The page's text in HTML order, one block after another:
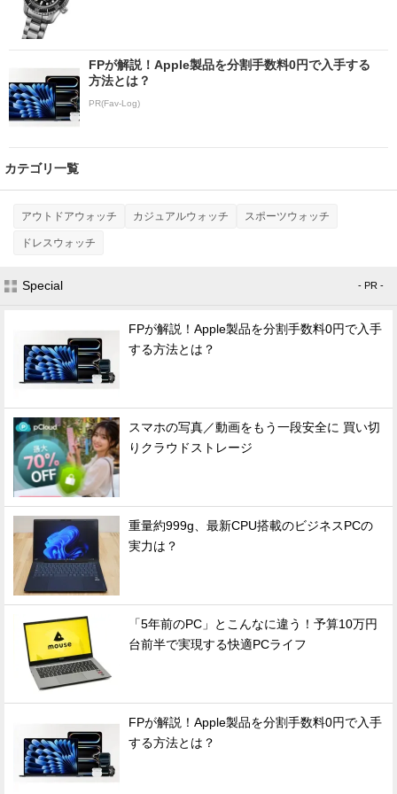
FPが解説！Apple製品を分割手数料0円で入手する
方法とは？
PR(Fav-Log)
カテゴリ一覧
アウトドアウォッチ カジュアルウォッチ スポーツウォッチ
ドレスウォッチ
Special - PR -
FPが解説！Apple製品を分割手数料0円で入手
する方法とは？
スマホの写真／動画をもう一段安全に 買い切
りクラウドストレージ
重量約999g、最新CPU搭載のビジネスPCの
実力は？
「5年前のPC」とこんなに違う！予算10万円
台前半で実現する快適PCライフ
FPが解説！Apple製品を分割手数料0円で入手
する方法とは？